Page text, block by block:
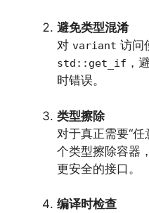
避免类型混淆
对 variant 访问
std::get_if ，
时错误。
类型擦除
对于真正需要“
个类型擦除容器
更安全的接口。
编译时检查